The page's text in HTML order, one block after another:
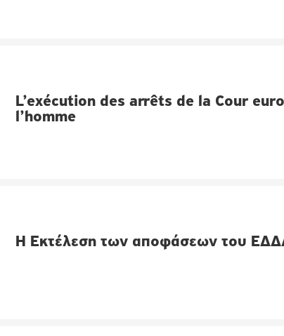
L’exécution des arrêts de la Cour
l’homme
H Εκτέλεση των αποφάσεων του